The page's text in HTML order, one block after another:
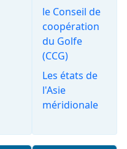
le Conseil de
coopération
du Golfe
(CCG)
Les états de
l'Asie
méridionale